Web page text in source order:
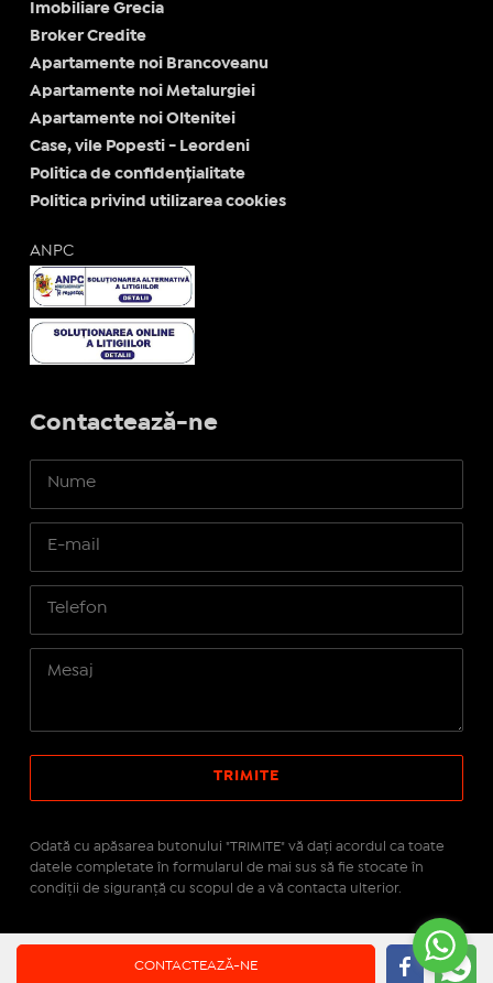
CONTACTEAZĂ-NE
Imobiliare Grecia
Broker Credite
Apartamente noi Brancoveanu
Apartamente noi Metalurgiei
Apartamente noi Oltenitei
Case, vile Popesti - Leordeni
Politica de confidențialitate
Politica privind utilizarea cookies
ANPC
Contactează-ne
Odată cu apăsarea butonului "TRIMITE" vă daţi acordul ca toate
datele completate în formularul de mai sus să fie stocate în
condiţii de siguranţă cu scopul de a vă contacta ulterior.
IMOPEDIA.ro - Anunțuri
pe tehnologie Real Manager - CRM Imobiliar